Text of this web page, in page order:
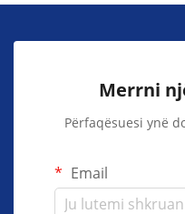
Merrni
Përfaqësuesi ynë
Email